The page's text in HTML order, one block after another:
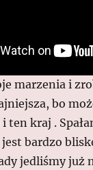
marzenia i
bo
ten kraj .
bardzo
jedliśmy już